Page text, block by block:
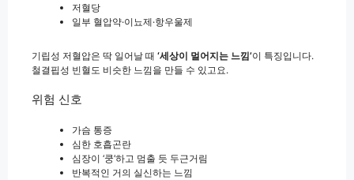
저혈당
일부 혈압약·이뇨제·항우울제
기립성 저혈압은 딱 일어날 때 ‘세상이 멀어지는 느낌’이 특징입니다.
철결핍성 빈혈도 비슷한 느낌을 만들 수 있고요.
위험 신호
가슴 통증
심한 호흡곤란
심장이 ‘쿵’하고 멈출 듯 두근거림
반복적인 거의 실신하는 느낌